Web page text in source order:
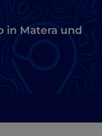
in Matera und